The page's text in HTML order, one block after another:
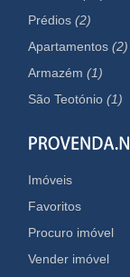
Prédios(2)
Apartamentos(2)
Armazém(1)
São Teotónio(1)
Imóveis
Favoritos
Procuro imóvel
Vender imóvel